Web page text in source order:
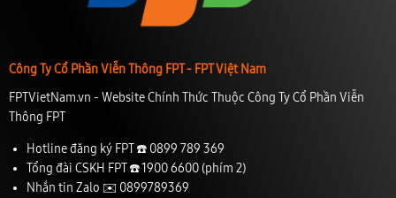
Công Ty Cổ Phần Viễn Thông FPT - FPT Việt Nam
FPTVietNam.vn - Website Chính Thức Thuộc Công Ty Cổ Phần Viễn
Thông FPT
Hotline đăng ký FPT ☎️ 0899 789 369
Tổng đài CSKH FPT ☎️1900 6600(phím 2)
Nhắn tin Zalo ✉️ 0899789369